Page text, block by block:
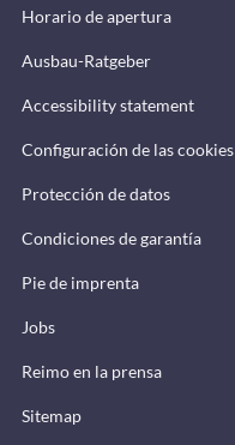
Horario de apertura
Ausbau-Ratgeber
Accessibility statement
Configuración de las cookies
Protección de datos
Condiciones de garantía
Pie de imprenta
Jobs
Reimo en la prensa
Sitemap